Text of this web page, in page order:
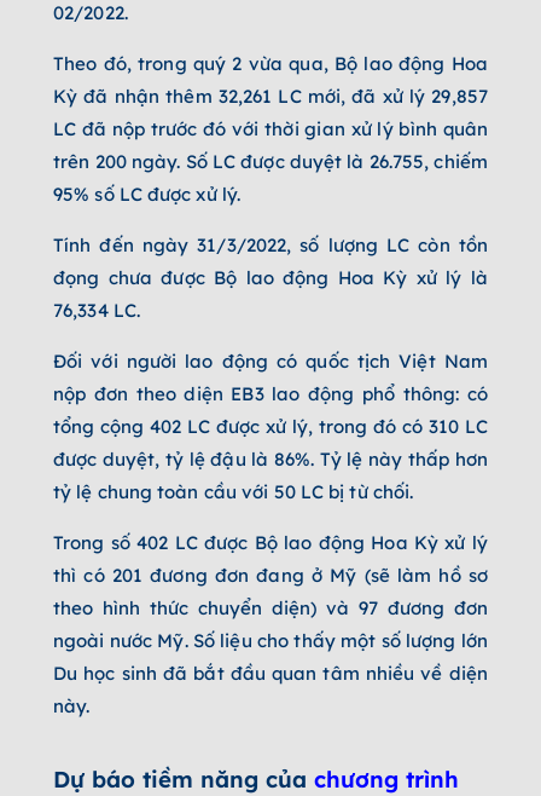
02/2022.
Theo đó, trong quý 2 vừa qua, Bộ lao động Hoa
Kỳ đã nhận thêm 32,261 LC mới, đã xử lý 29,857
LC đã nộp trước đó với thời gian xử lý bình quân
trên 200 ngày. Số LC được duyệt là 26.755, chiếm
95% số LC được xử lý.
Tính đến ngày 31/3/2022, số lượng LC còn tồn
đọng chưa được Bộ lao động Hoa Kỳ xử lý là
76,334 LC.
Đối với người lao động có quốc tịch Việt Nam
nộp đơn theo diện EB3 lao động phổ thông: có
tổng cộng 402 LC được xử lý, trong đó có 310 LC
được duyệt, tỷ lệ đậu là 86%. Tỷ lệ này thấp hơn
tỷ lệ chung toàn cầu với 50 LC bị từ chối.
Trong số 402 LC được Bộ lao động Hoa Kỳ xử lý
thì có 201 đương đơn đang ở Mỹ (sẽ làm hồ sơ
theo hình thức chuyển diện) và 97 đương đơn
ngoài nước Mỹ. Số liệu cho thấy một số lượng lớn
Du học sinh đã bắt đầu quan tâm nhiều về diện
này.
Dự báo tiềm năng của chương trình